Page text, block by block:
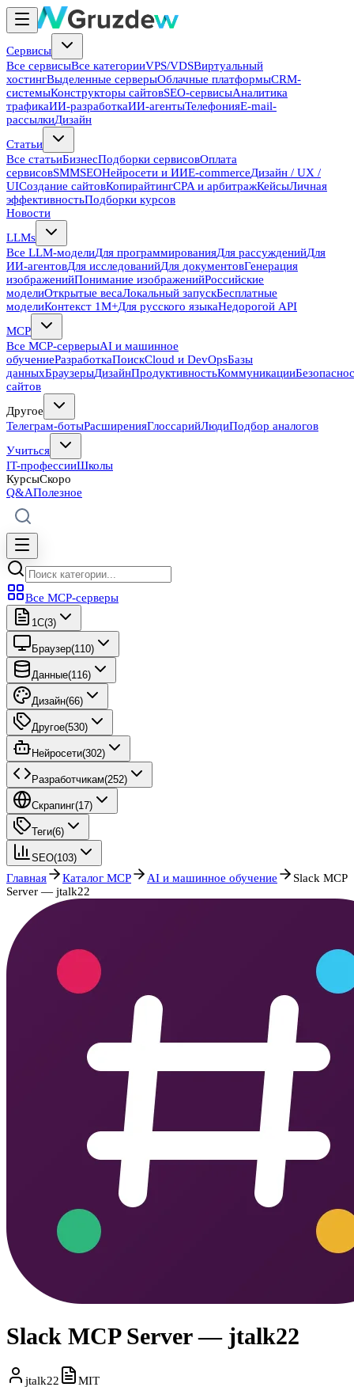
Сервисы
Все сервисыВсе категорииVPS/VDSВиртуальный
хостингВыделенные серверыОблачные платформыCRM-
системыКонструкторы сайтовSEO-сервисыАналитика
трафикаИИ-разработкаИИ-агентыТелефонияE-mail-
рассылкиДизайн
Статьи
Все статьиБизнесПодборки сервисовОплата
сервисовSMMSEOНейросети и ИИE-commerceДизайн / UX /
UIСоздание сайтовКопирайтингCPA и арбитражКейсыЛичная
эффективностьПодборки курсов
Новости
LLMs
Все LLM-моделиДля программированияДля рассужденийДля
ИИ-агентовДля исследованийДля документовГенерация
изображенийПонимание изображенийРоссийские
моделиОткрытые весаЛокальный запускБесплатные
моделиКонтекст 1M+Для русского языкаНедорогой API
MCP
Все MCP-серверыAI и машинное
обучениеРазработкаПоискCloud и DevOpsБазы
данныхБраузерыДизайнПродуктивностьКоммуникации
сайтов
Другое
Телеграм-ботыРасширенияГлоссарийЛюдиПодбор аналогов
Учиться
IT-профессииШколы
КурсыСкоро
Q&AПолезное
Все MCP-серверы
1C(3)
Браузер(110)
Данные(116)
Дизайн(66)
Другое(530)
Нейросети(302)
Разработчикам(252)
Скрапинг(17)
Теги(6)
SEO(103)
Главная Каталог MCP AI и машинное обучение
Slack MCP
Server — jtalk22
Slack MCP Server — jtalk22
jtalk22
MIT